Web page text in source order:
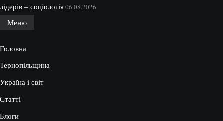
лідерів – соціологія06.08.2026
Меню
Головна
Тернопільщина
Україна і світ
Статті
Блоги